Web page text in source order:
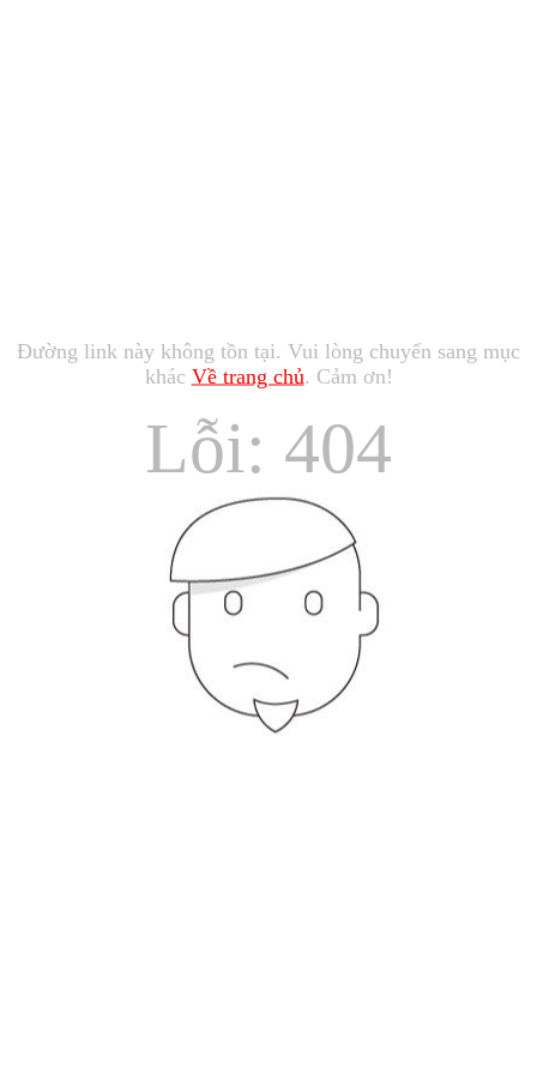
Đường link này không tồn tại. Vui lòng chuyển sang mục
khác Về trang chủ. Cảm ơn!
Lỗi: 404